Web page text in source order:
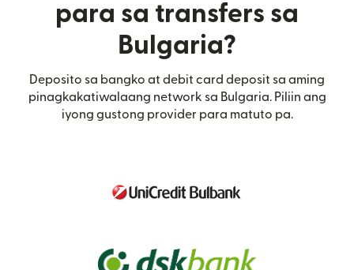
para sa transfers sa
Bulgaria?
Deposito sa bangko at debit card deposit sa aming
pinagkakatiwalaang network sa Bulgaria. Piliin ang
iyong gustong provider para matuto pa.